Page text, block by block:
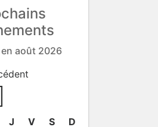
août 2026
mercredi
J jeudi
V vendredi
S samedi
D